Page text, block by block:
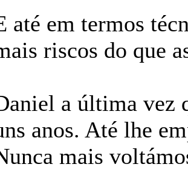
até em termos
riscos do que
a última vez
anos. Até lhe
mais